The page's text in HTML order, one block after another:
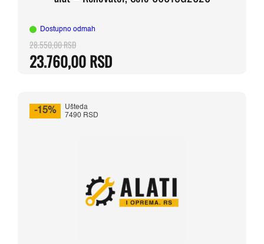
Dostupno odmah
28.550,00RSDOriginalna
cena
28.550,00 RSD.
23.760,00RSD
Trenutna
cena
-15%
Ušteda
7490 RSD